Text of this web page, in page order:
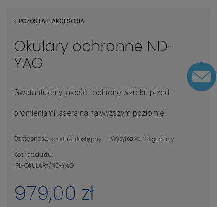
POZOSTAŁE AKCESORIA
Okulary ochronne ND-
YAG
Gwarantujemy jakość i ochronę wzroku przed
promieniami lasera na najwyższym poziomie!
Dostępność: produkt dostępny Wysyłka w: 24 godziny
Kod produktu:
IPL-OKULARY/ND-YAG
979,00 zł